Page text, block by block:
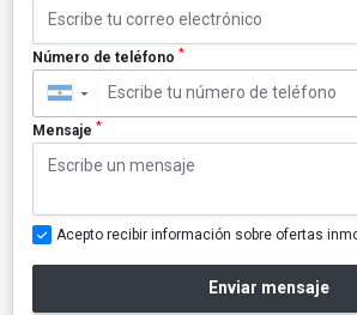
Número de teléfono *
▼
Mensaje *
Acepto recibir información sobre ofertas
Enviar mensaje